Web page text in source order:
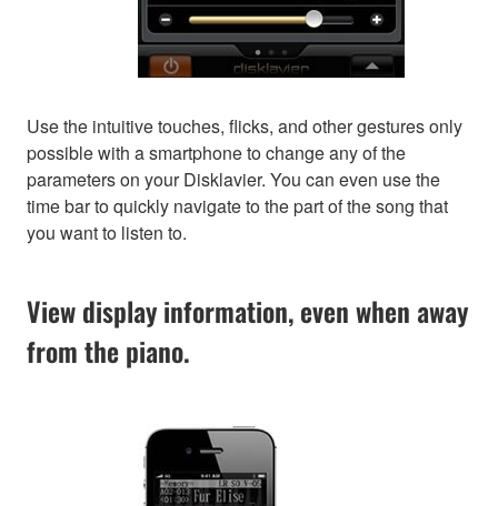
Use the intuitive touches, flicks, and other gestures only
possible with a smartphone to change any of the
parameters on your Disklavier. You can even use the
time bar to quickly navigate to the part of the song that
you want to listen to.
View display information, even when away
from the piano.